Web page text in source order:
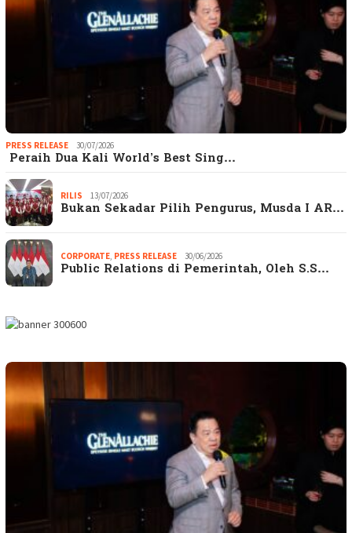
PRESS RELEASE 30/07/2026
Peraih Dua Kali World’s Best Sing…
RILIS 13/07/2026
Bukan Sekadar Pilih Pengurus, Musda I AR…
CORPORATE, PRESS RELEASE 30/06/2026
Public Relations di Pemerintah, Oleh S.S…